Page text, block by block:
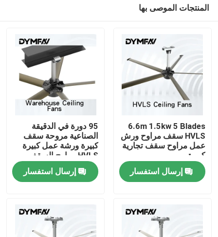
مسكن
منتجات
المنتجات الموصى بها
6.6m 1.5kw 5 Blades
HVLS سقف مراوح ورش
عمل مراوح سقف تجارية
كبيرة
إرسال استفسار
95 دورة في الدقيقة
الصناعية مروحة سقف
كبيرة ورشة عمل كبيرة
HVLS مراوح السقف
الموفرة للطاقة
إرسال استفسار